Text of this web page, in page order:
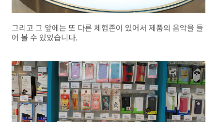
그리고 그 앞에는 또 다른 체험존이 있어서 제품의 음악을 들
어 볼 수 있었습니다.